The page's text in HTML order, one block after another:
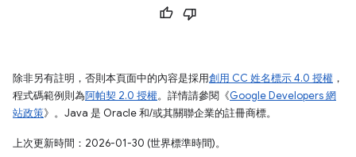
除非另有註明，否則本頁面中的內容是採用創用 CC 姓名標示 4.0 授權 ，
程式碼範例則為阿帕契 2.0 授權。詳情請參閱《Google Developers 網
站政策》。Java 是 Oracle 和/或其關聯企業的註冊商標。
上次更新時間：2026-01-30 (世界標準時間)。